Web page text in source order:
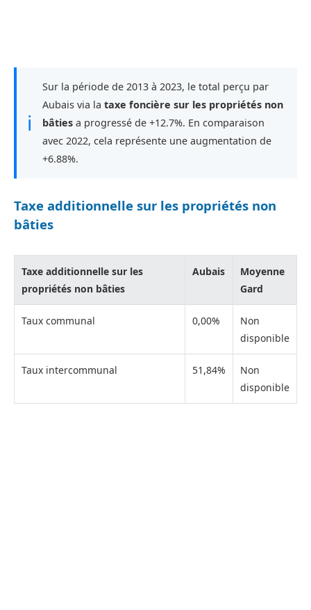
ℹ
Sur la période de 2013 à 2023, le total perçu par
Aubais via la taxe foncière sur les propriétés non
bâties a progressé de +12.7%. En comparaison
avec 2022, cela représente une augmentation de
+6.88%.
Taxe additionnelle sur les propriétés non
bâties
Taxe additionnelle sur les
propriétés non bâties
Aubais
Moyenne
Gard
Taux communal 0,00%
Non
disponible
Taux intercommunal 51,84%
Non
disponible